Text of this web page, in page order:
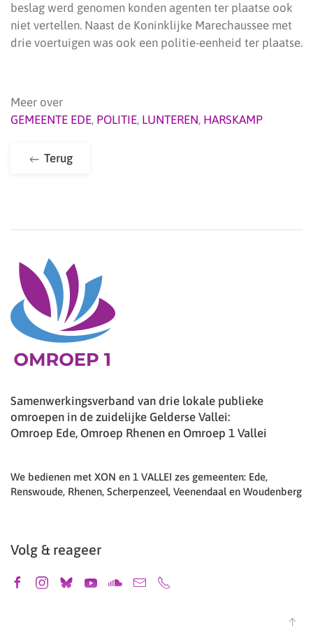
beslag werd genomen konden agenten ter plaatse ook
niet vertellen. Naast de Koninklijke Marechaussee met
drie voertuigen was ook een politie-eenheid ter plaatse.
Meer over
GEMEENTE EDE, POLITIE, LUNTEREN, HARSKAMP
Terug
Samenwerkingsverband van drie lokale publieke
omroepen in de zuidelijke Gelderse Vallei:
Omroep Ede, Omroep Rhenen en Omroep 1 Vallei
We bedienen met XON en 1 VALLEI zes gemeenten: Ede,
Renswoude, Rhenen, Scherpenzeel, Veenendaal en Woudenberg
Volg & reageer